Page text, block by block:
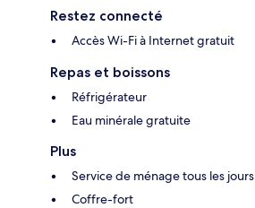
Restez connecté
Accès Wi-Fi à Internet gratuit
Repas et boissons
Réfrigérateur
Eau minérale gratuite
Plus
Service de ménage tous les jours
Coffre-fort